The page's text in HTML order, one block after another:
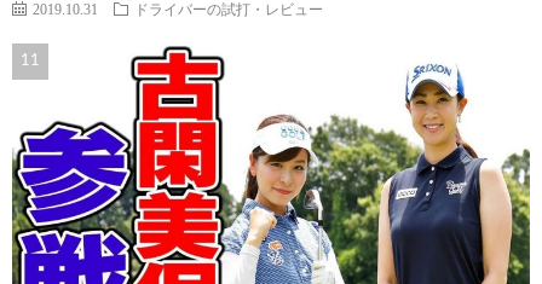
2019.10.31 ドライバーの試打・レビュー